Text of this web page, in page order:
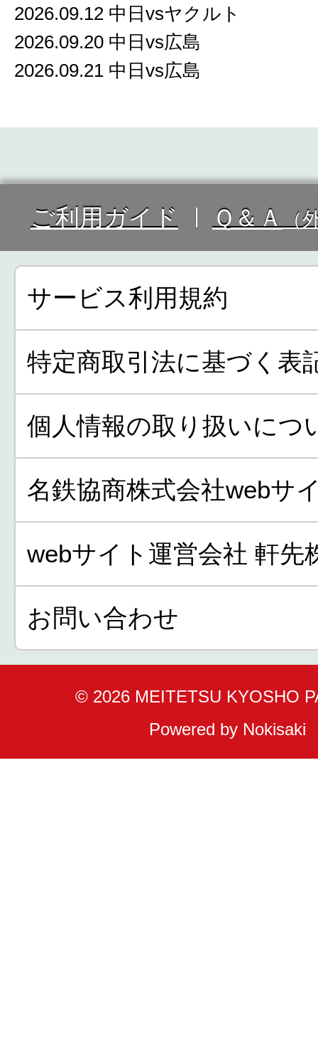
2026.09.12 中日vsヤクルト
2026.09.20 中日vs広島
2026.09.21 中日vs広島
ご利用ガイド Ｑ＆Ａ （
サービス利用規約
特定商取引法に基づく表
個人情報の取り扱いにつ
名鉄協商株式会社webサ
webサイト運営会社 軒先
お問い合わせ
© 2026 MEITETSU KYOSHO
Powered by Nokisaki